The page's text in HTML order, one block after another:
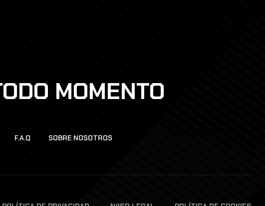
MOMENTO
F.A.Q SOBRE NOSOTROS